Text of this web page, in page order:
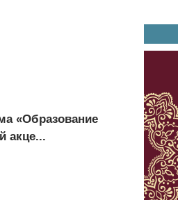
«Образование
акце...